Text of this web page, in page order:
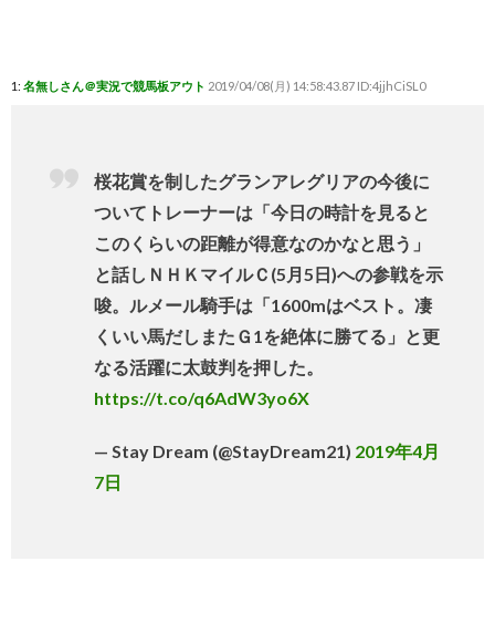
1: 名無しさん＠実況で競馬板アウト 2019/04/08(月) 14:58:43.87 ID:4jjhCiSL0
桜花賞を制したグランアレグリアの今後に
ついてトレーナーは「今日の時計を見ると
このくらいの距離が得意なのかなと思う」
と話しＮＨＫマイルＣ(5月5日)への参戦を示
唆。ルメール騎手は「1600mはベスト。凄
くいい馬だしまたＧ1を絶体に勝てる」と更
なる活躍に太鼓判を押した。
https://t.co/q6AdW3yo6X
— Stay Dream (@StayDream21) 2019年4月
7日